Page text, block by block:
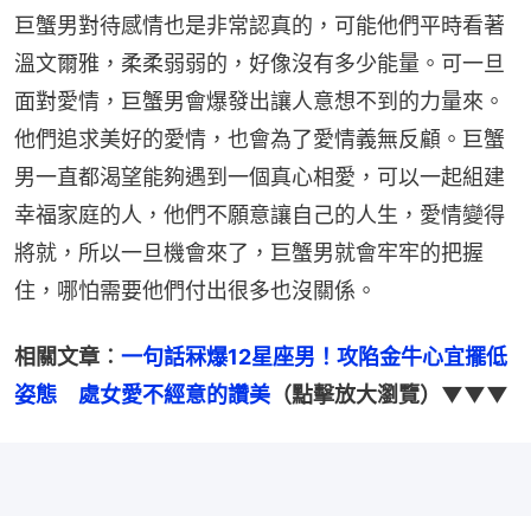
巨蟹男對待感情也是非常認真的，可能他們平時看著
溫文爾雅，柔柔弱弱的，好像沒有多少能量。可一旦
面對愛情，巨蟹男會爆發出讓人意想不到的力量來。
他們追求美好的愛情，也會為了愛情義無反顧。巨蟹
男一直都渴望能夠遇到一個真心相愛，可以一起組建
幸福家庭的人，他們不願意讓自己的人生，愛情變得
將就，所以一旦機會來了，巨蟹男就會牢牢的把握
住，哪怕需要他們付出很多也沒關係。
相關文章︰ 一句話冧爆12星座男！攻陷金牛心宜擺低
姿態　處女愛不經意的讚美 （點擊放大瀏覽）▼▼▼